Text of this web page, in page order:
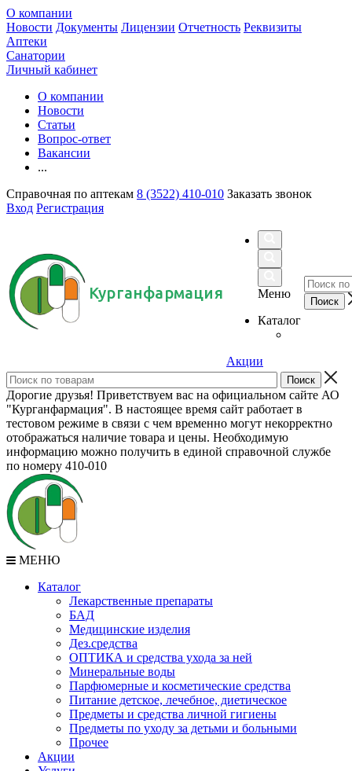
О компании
Новости Документы Лицензии Отчетность Реквизиты
Аптеки
Санатории
Личный кабинет
О компании
Новости
Статьи
Вопрос-ответ
Вакансии
...
Справочная по аптекам 8 (3522) 410-010 Заказать звонок
Вход Регистрация
Курганфармация
Меню
Каталог
Акции
Дорогие друзья! Приветствуем вас на официальном сайте АО
"Курганфармация". В настоящее время сайт работает в
тестовом режиме в связи с чем временно могут некорректно
отображаться наличие товара и цены. Необходимую
информацию можно получить в единой справочной службе
по номеру 410-010
МЕНЮ
Каталог
Лекарственные препараты
БАД
Медицинские изделия
Дез.средства
ОПТИКА и средства ухода за ней
Минеральные воды
Парфюмерные и косметические средства
Питание детское, лечебное, диетическое
Предметы и средства личной гигиены
Предметы по уходу за детьми и больными
Прочее
Акции